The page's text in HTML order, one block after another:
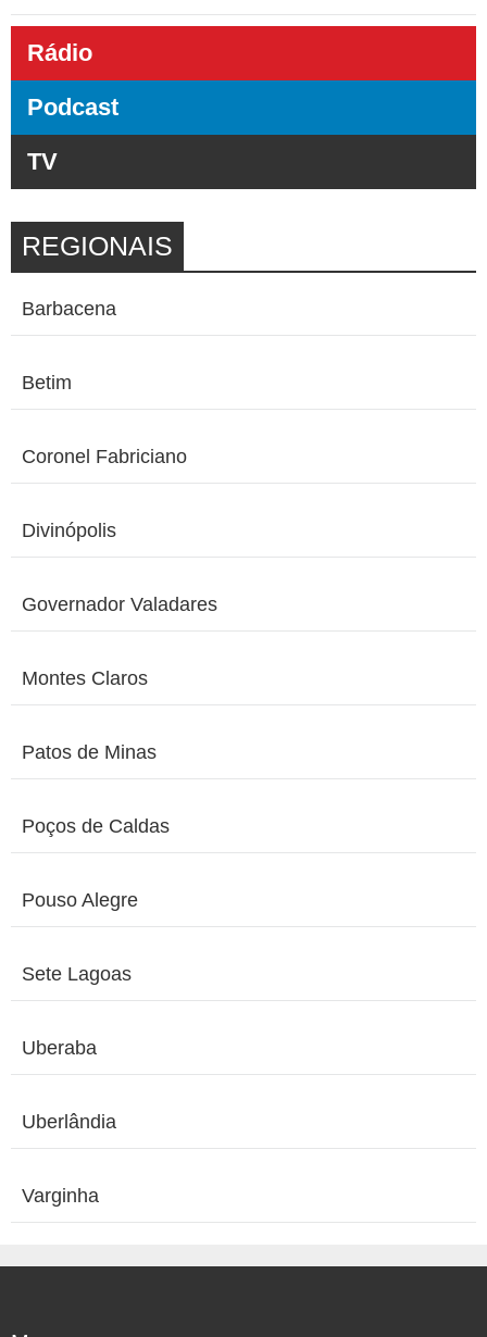
Rádio
Podcast
TV
REGIONAIS
Barbacena
Betim
Coronel Fabriciano
Divinópolis
Governador Valadares
Montes Claros
Patos de Minas
Poços de Caldas
Pouso Alegre
Sete Lagoas
Uberaba
Uberlândia
Varginha